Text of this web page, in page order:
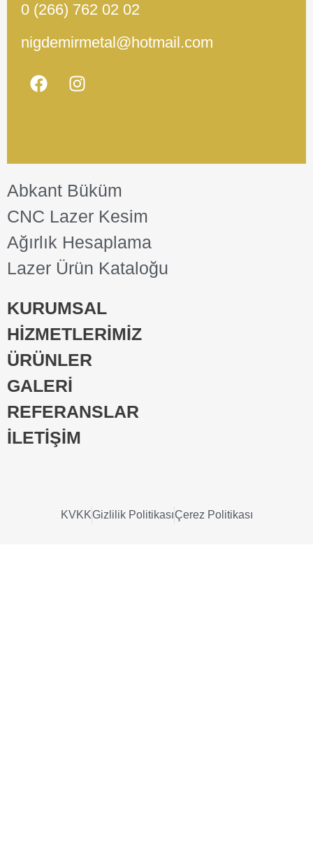
0 (266) 762 02 02
nigdemirmetal@hotmail.com
Abkant Büküm
CNC Lazer Kesim
Ağırlık Hesaplama
Lazer Ürün Kataloğu
KURUMSAL
HİZMETLERİMİZ
ÜRÜNLER
GALERİ
REFERANSLAR
İLETİŞİM
KVKKGizlilik PolitikasıÇerez Politikası